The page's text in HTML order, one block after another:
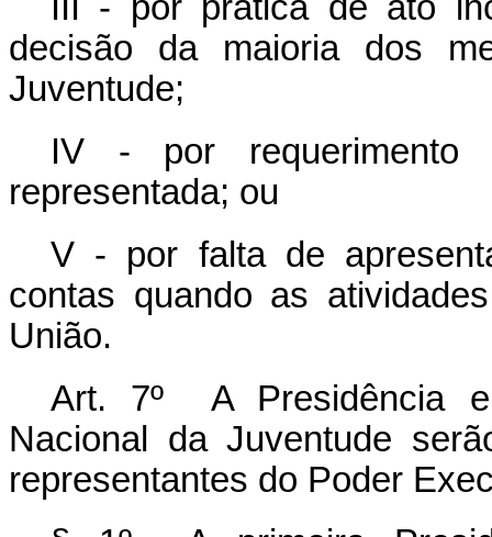
decisão da maioria dos
Juventude;
IV - por requerimento
representada; ou
V - por falta de
contas quando as
União.
Art. 7º A Presidência e
Nacional da Juventude
representantes do Poder